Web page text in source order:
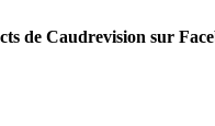
Caudrevision sur